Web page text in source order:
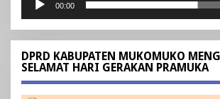
00:00
DPRD KABUPATEN MUKOMUKO
SELAMAT HARI GERAKAN PRAMUKA